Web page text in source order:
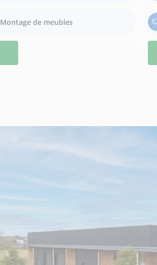
Montage de meubles